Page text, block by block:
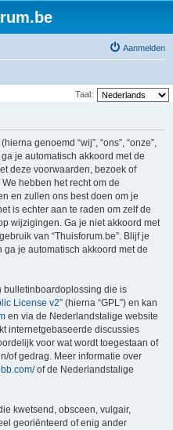
Aanmelden
Taal:
genoemd “wij”, “ons”, “onze”,
ga je automatisch akkoord met de
deze voorwaarden, bezoek of
hebben het recht om de
en zullen ons best doen om je
is echter aan te raden om zelf de
wijzigingen. Ga je niet akkoord met
van “Thuisforum.be”. Blijf je
ga je automatisch akkoord met de
bulletinboardoplossing die is
License v2” (hierna “GPL”) en kan
en via de Nederlandstalige website
internetgebaseerde discussies
voor wat wordt toegestaan of
of gedrag. Meer informatie over
of de Nederlandstalige
kwetsend, obsceen, vulgair,
georiënteerd of enig ander